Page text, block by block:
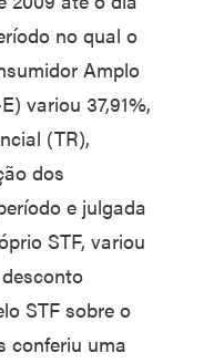
no qual o
Amplo
variou 37,91%,
(TR),
dos
e julgada
STF, variou
STF sobre o
conferiu uma